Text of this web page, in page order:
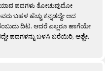
ಪದಗಳು ತೋಚುವುದೋ
ಬಹಳ ಹೆಚ್ಚು ಕನ್ನಡದ್ದೇ ಆದ
ದಿಟ. ಆದರೆ ಎಲ್ಲರೂ ಹಾಗೆಯೇ
ಪದಗಳನ್ನು ಬಳಸಿ ಬರೆಯಿರಿ, ಅಶ್ಟೇ.